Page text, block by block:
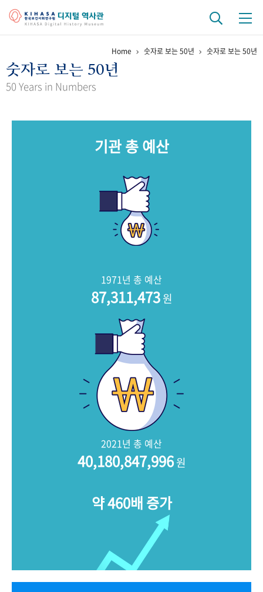
걸어온 길 기관 변천사 역대 기관장
키워드로 보는 연구 역사
문서 기록물 행정박물
Home 숫자로 보는 50년 숫자로 보는 50년
숫자로 보는 50년
50 Years in Numbers
기관 총 예산
1971년 총 예산
87,311,473원
2021년 총 예산
40,180,847,996원
약 460배 증가